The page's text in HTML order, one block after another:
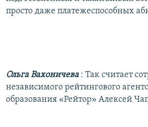
просто даже платежеспособных
Ольга Вахоничева : Так считает
независимого рейтингового
образования «Рейтор» Алексей